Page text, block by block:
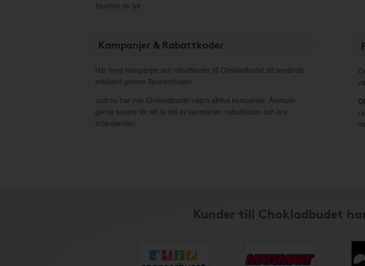
touchen av lyx.
Kampanjer & Rabattkoder
Här finns kampanjer och rabattkoder till Chokladbudet att använda,
exklusivt genom Sponsorhuset.
Just nu har inte Chokladbudet några aktiva kampanjer. Återkom
gärna senare för att ta del av kampanjer, rabattkoder och bra
erbjudanden.
Kunder till Chokladbudet